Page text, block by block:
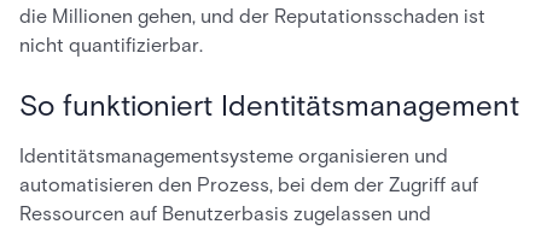
die Millionen gehen, und der Reputationsschaden ist
nicht quantifizierbar.
So funktioniert Identitätsmanagement
Identitätsmanagementsysteme organisieren und
automatisieren den Prozess, bei dem der Zugriff auf
Ressourcen auf Benutzerbasis zugelassen und